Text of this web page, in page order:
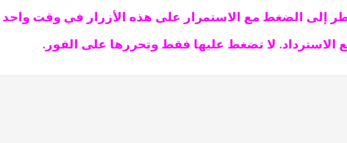
الاسترداد. لا تضغط عليها فقط وتحررها على الفور.